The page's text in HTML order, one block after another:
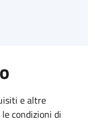
e altre
condizioni di